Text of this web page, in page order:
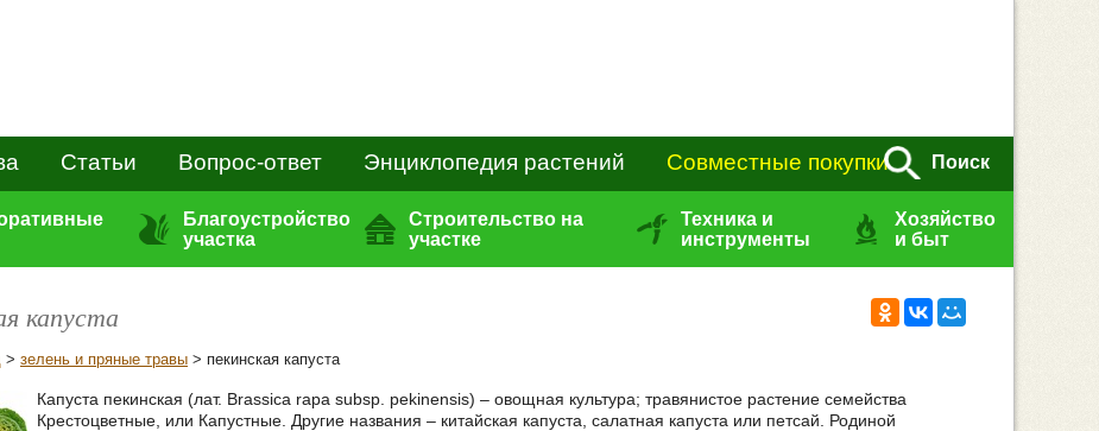
Статьи Вопрос-ответ Энциклопедия растений Совместные покупки Поиск
Благоустройство
участка
Строительство на
участке
Техника и
инструменты
Хозяйство
и быт
капуста
> зелень и пряные травы > пекинская капуста
Капуста пекинская (лат. Brassica rapa subsp. pekinensis) – овощная культура; травянистое растение семейства
Крестоцветные, или Капустные. Другие названия – китайская капуста, салатная капуста или петсай. Родиной